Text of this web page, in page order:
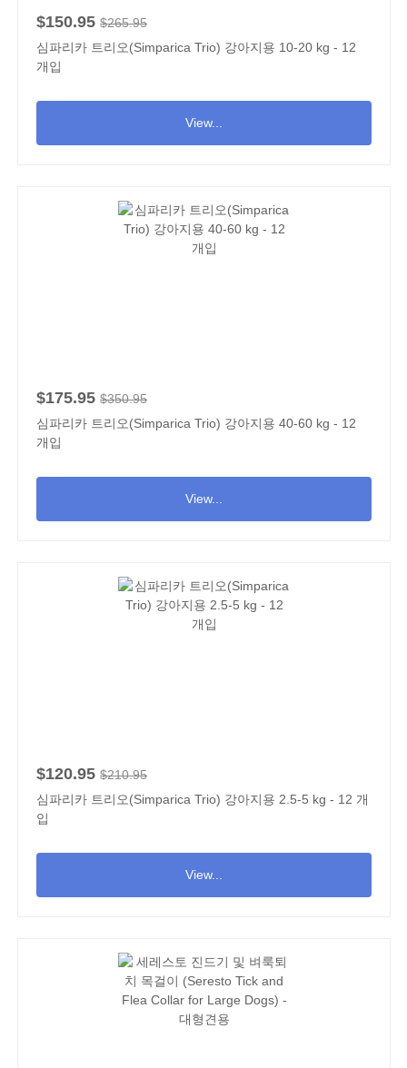
$150.95 $265.95
심파리카 트리오(Simparica Trio) 강아지용 10-20 kg - 12
개입
View...
$175.95 $350.95
심파리카 트리오(Simparica Trio) 강아지용 40-60 kg - 12
개입
View...
$120.95 $210.95
심파리카 트리오(Simparica Trio) 강아지용 2.5-5 kg - 12 개
입
View...